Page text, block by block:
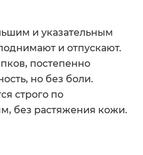
и указательным
и отпускают.
постепенно
но без боли.
строго по
без растяжения кожи.